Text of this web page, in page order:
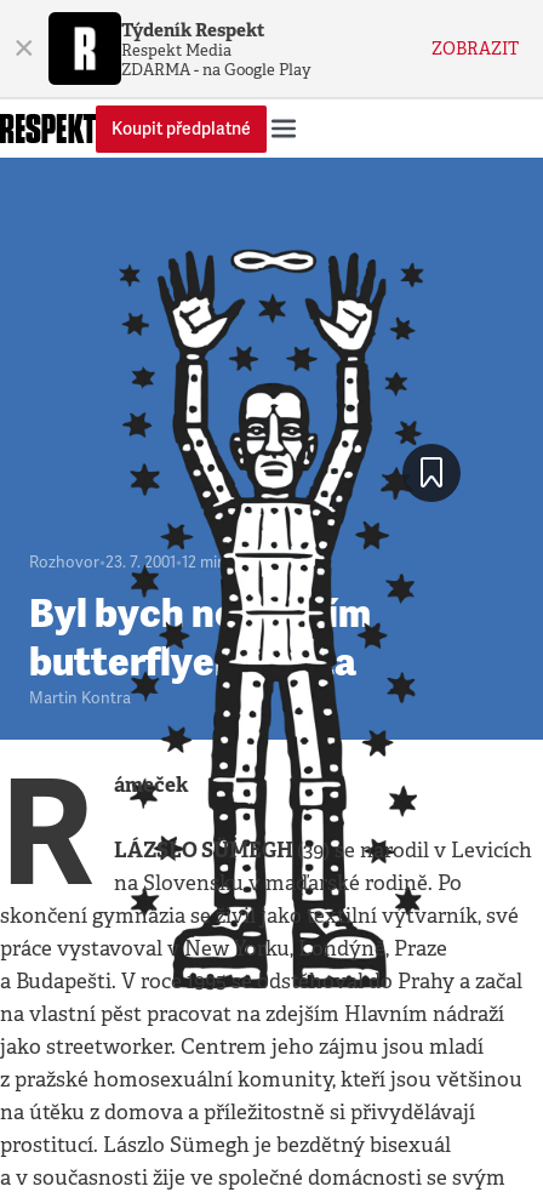
× Týdeník Respekt
Respekt Media
ZDARMA - na Google Play
ZOBRAZIT
Koupit předplatné
Rozhovor•23. 7. 2001•12 minut
Byl bych největším
butterflyem světa
Martin Kontra
R ámeček
LÁZSLO SÜMEGH (39) se narodil v Levicích
na Slovensku v maďarské rodině. Po
skončení gymnázia se živil jako textilní výtvarník, své
práce vystavoval v New Yorku, Londýně, Praze
a Budapešti. V roce 1995 se odstěhoval do Prahy a začal
na vlastní pěst pracovat na zdejším Hlavním nádraží
jako streetworker. Centrem jeho zájmu jsou mladí
z pražské homosexuální komunity, kteří jsou většinou
na útěku z domova a příležitostně si přivydělávají
prostitucí. Lászlo Sümegh je bezdětný bisexuál
a v současnosti žije ve společné domácnosti se svým